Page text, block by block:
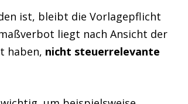
ist, bleibt die Vorlagepflicht
liegt nach Ansicht der
haben, nicht steuerrelevante